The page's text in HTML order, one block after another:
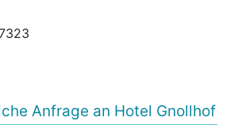
Anfrage an Hotel Gnollhof